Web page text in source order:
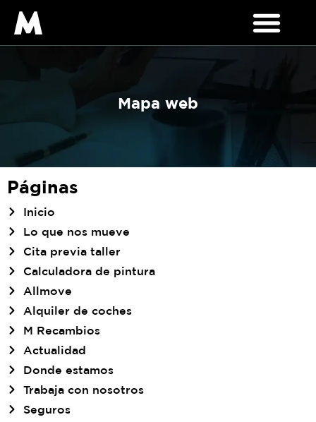
Mapa web
Páginas
Inicio
Lo que nos mueve
Cita previa taller
Calculadora de pintura
Allmove
Alquiler de coches
M Recambios
Actualidad
Donde estamos
Trabaja con nosotros
Seguros